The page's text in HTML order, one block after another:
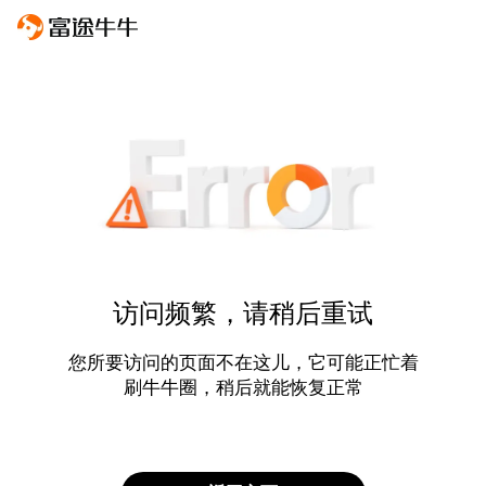
访问频繁，请稍后重试
您所要访问的页面不在这儿，它可能正忙着
刷牛牛圈，稍后就能恢复正常